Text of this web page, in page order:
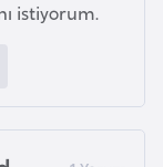
istiyorum.